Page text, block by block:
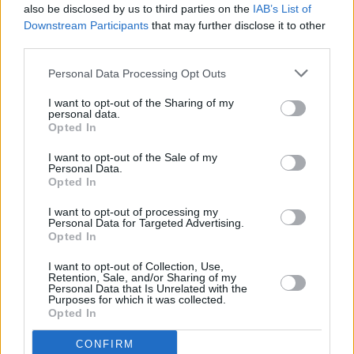
also be disclosed by us to third parties on the IAB’s List of
Downstream Participants that may further disclose it to other
Personal Data Processing Opt Outs
I want to opt-out of the Sharing of my
personal data.
Opted In
I want to opt-out of the Sale of my
Personal Data.
Opted In
I want to opt-out of processing my
Personal Data for Targeted Advertising.
Opted In
I want to opt-out of Collection, Use,
Retention, Sale, and/or Sharing of my
Personal Data that Is Unrelated with the
Purposes for which it was collected.
Opted In
CONFIRM
Modulace nosných
Vysílací mód
FEC
Celkový datový tok
Provozovatel multiplexu
O webu parabola.cz •O souborech cookies